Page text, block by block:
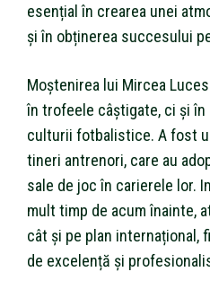
esențial în crearea unei
și în obținerea succesului
Moștenirea lui Mircea
în trofeele câștigate, ci și în
culturii fotbalistice. A fost
tineri antrenori, care au
sale de joc în carierele lor.
mult timp de acum înainte,
cât și pe plan internațional,
de excelență și